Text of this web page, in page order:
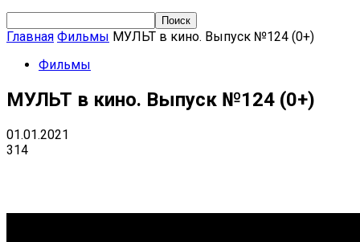
Главная Фильмы МУЛЬТ в кино. Выпуск №124 (0+)
Фильмы
МУЛЬТ в кино. Выпуск №124 (0+)
01.01.2021
314